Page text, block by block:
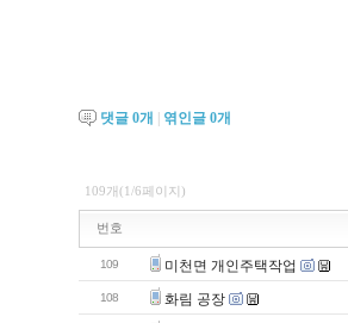
댓글 0개 엮인글 0개
109개(1/6페이지)
번호
109 미천면 개인주택작업
108 화림 공장